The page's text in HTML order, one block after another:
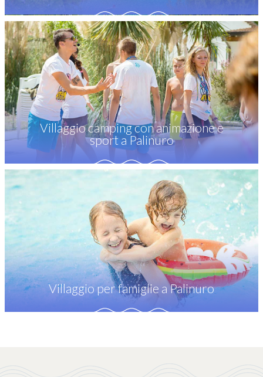
Villaggio camping con animazione e
sport a Palinuro
Villaggio per famiglie a Palinuro